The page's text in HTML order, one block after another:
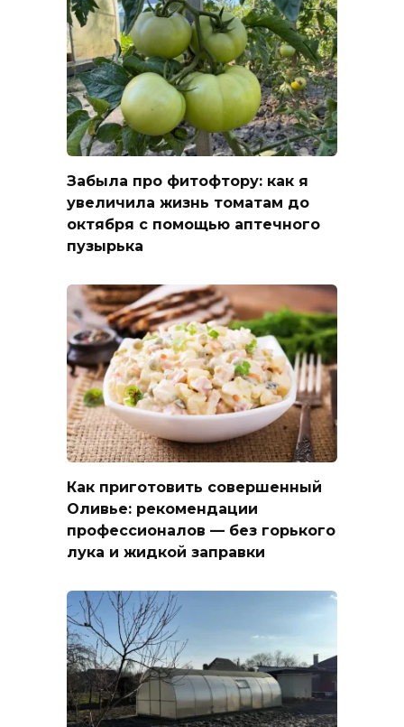
Забыла про фитофтору: как я
увеличила жизнь томатам до
октября с помощью аптечного
пузырька
Как приготовить совершенный
Оливье: рекомендации
профессионалов — без горького
лука и жидкой заправки